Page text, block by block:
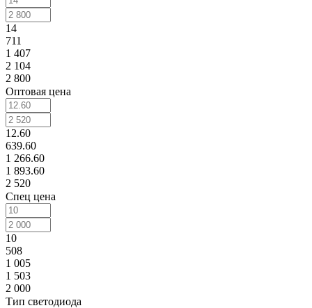
14
711
1 407
2 104
2 800
Оптовая цена
12.60
639.60
1 266.60
1 893.60
2 520
Спец цена
10
508
1 005
1 503
2 000
Тип светодиода